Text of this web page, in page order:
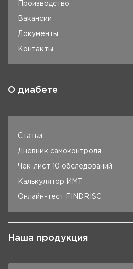
Производство
Вакансии
Документы
Контакты
О диабете
Статьи
Дневник самоконтроля
Чек-лист 10 обследований
Калькулятор ИМТ
Онлайн-тест FINDRISC
Наша продукция